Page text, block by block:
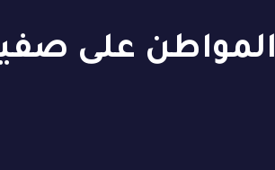
المواطن على